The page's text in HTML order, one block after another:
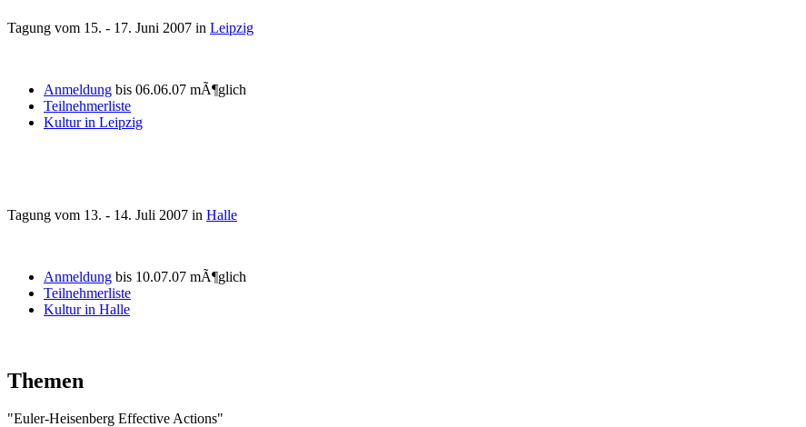
Tagung vom 15. - 17. Juni 2007 in Leipzig
Anmeldung bis 06.06.07 mÃ¶glich
Teilnehmerliste
Kultur in Leipzig
Tagung vom 13. - 14. Juli 2007 in Halle
Anmeldung bis 10.07.07 mÃ¶glich
Teilnehmerliste
Kultur in Halle
Themen
"Euler-Heisenberg Effective Actions"